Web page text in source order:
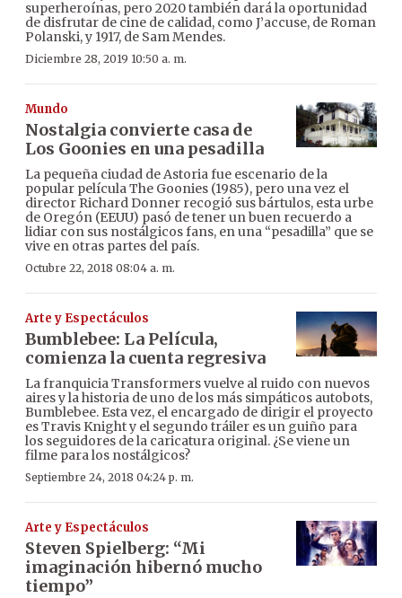
superheroínas, pero 2020 también dará la oportunidad
de disfrutar de cine de calidad, como J’accuse, de Roman
Polanski, y 1917, de Sam Mendes.
Diciembre 28, 2019 10:50 a. m.
Mundo
Nostalgia convierte casa de
Los Goonies en una pesadilla
La pequeña ciudad de Astoria fue escenario de la
popular película The Goonies (1985), pero una vez el
director Richard Donner recogió sus bártulos, esta urbe
de Oregón (EEUU) pasó de tener un buen recuerdo a
lidiar con sus nostálgicos fans, en una “pesadilla” que se
vive en otras partes del país.
Octubre 22, 2018 08:04 a. m.
Arte y Espectáculos
Bumblebee: La Película,
comienza la cuenta regresiva
La franquicia Transformers vuelve al ruido con nuevos
aires y la historia de uno de los más simpáticos autobots,
Bumblebee. Esta vez, el encargado de dirigir el proyecto
es Travis Knight y el segundo tráiler es un guiño para
los seguidores de la caricatura original. ¿Se viene un
filme para los nostálgicos?
Septiembre 24, 2018 04:24 p. m.
Arte y Espectáculos
Steven Spielberg: “Mi
imaginación hibernó mucho
tiempo”